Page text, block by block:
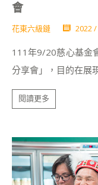
會
花東六級鏈 2022
111年9/20慈心基金
分享會」，目的在展
閱讀更多